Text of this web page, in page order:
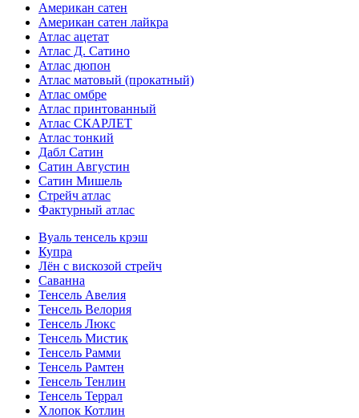
Американ сатен
Американ сатен лайкра
Атлас ацетат
Атлас Д. Сатино
Атлас дюпон
Атлас матовый (прокатный)
Атлас омбре
Атлас принтованный
Атлас СКАРЛЕТ
Атлас тонкий
Дабл Сатин
Сатин Августин
Сатин Мишель
Стрейч атлас
Фактурный атлас
Вуаль тенсель крэш
Купра
Лён с вискозой стрейч
Саванна
Тенсель Авелия
Тенсель Велория
Тенсель Люкс
Тенсель Мистик
Тенсель Рамми
Тенсель Рамтен
Тенсель Тенлин
Тенсель Террал
Хлопок Котлин